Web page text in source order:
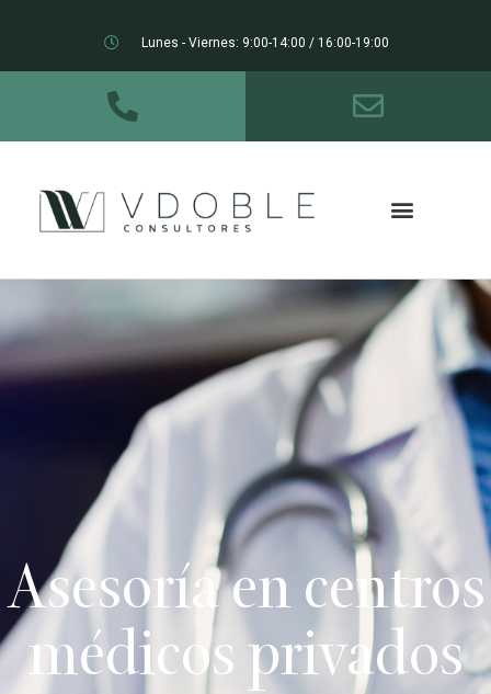
Lunes - Viernes: 9:00-14:00 / 16:00-19:00
Asesoría en centros
médicos privados